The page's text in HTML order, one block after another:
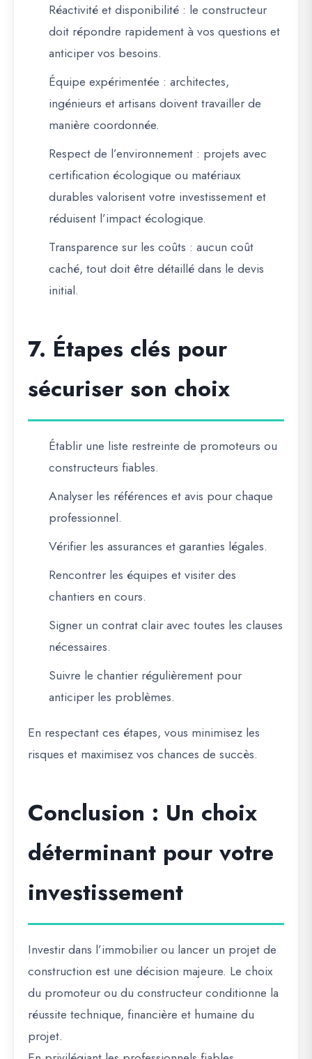
Réactivité et disponibilité : le constructeur
doit répondre rapidement à vos questions et
anticiper vos besoins.
Équipe expérimentée : architectes,
ingénieurs et artisans doivent travailler de
manière coordonnée.
Respect de l’environnement : projets avec
certification écologique ou matériaux
durables valorisent votre investissement et
réduisent l’impact écologique.
Transparence sur les coûts : aucun coût
caché, tout doit être détaillé dans le devis
initial.
7. Étapes clés pour
sécuriser son choix
Établir une liste restreinte de promoteurs ou
constructeurs fiables.
Analyser les références et avis pour chaque
professionnel.
Vérifier les assurances et garanties légales.
Rencontrer les équipes et visiter des
chantiers en cours.
Signer un contrat clairavec toutes les clauses
nécessaires.
Suivre le chantier régulièrement pour
anticiper les problèmes.
En respectant ces étapes, vous minimisez les
risques et maximisez vos chances de succès.
Conclusion : Un choix
déterminant pour votre
investissement
Investir dans l’immobilier ou lancer un projet de
construction est une décision majeure. Le choix
du promoteur ou du constructeur conditionne la
réussite technique, financière et humaine du
projet.